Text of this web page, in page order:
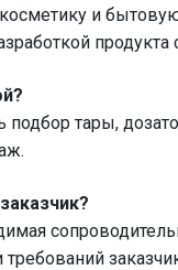
и
продукта
тары,
требований